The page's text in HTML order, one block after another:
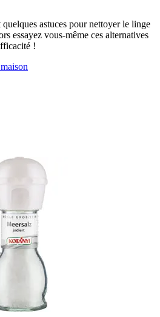
astuces pour nettoyer le linge
essayez vous-même ces alternatives
!